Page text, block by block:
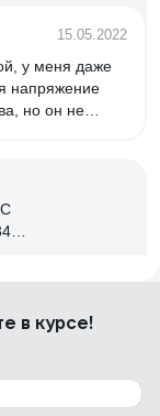
15.05.2022
у меня даже
напряжение
чуть
(для
в курсе!